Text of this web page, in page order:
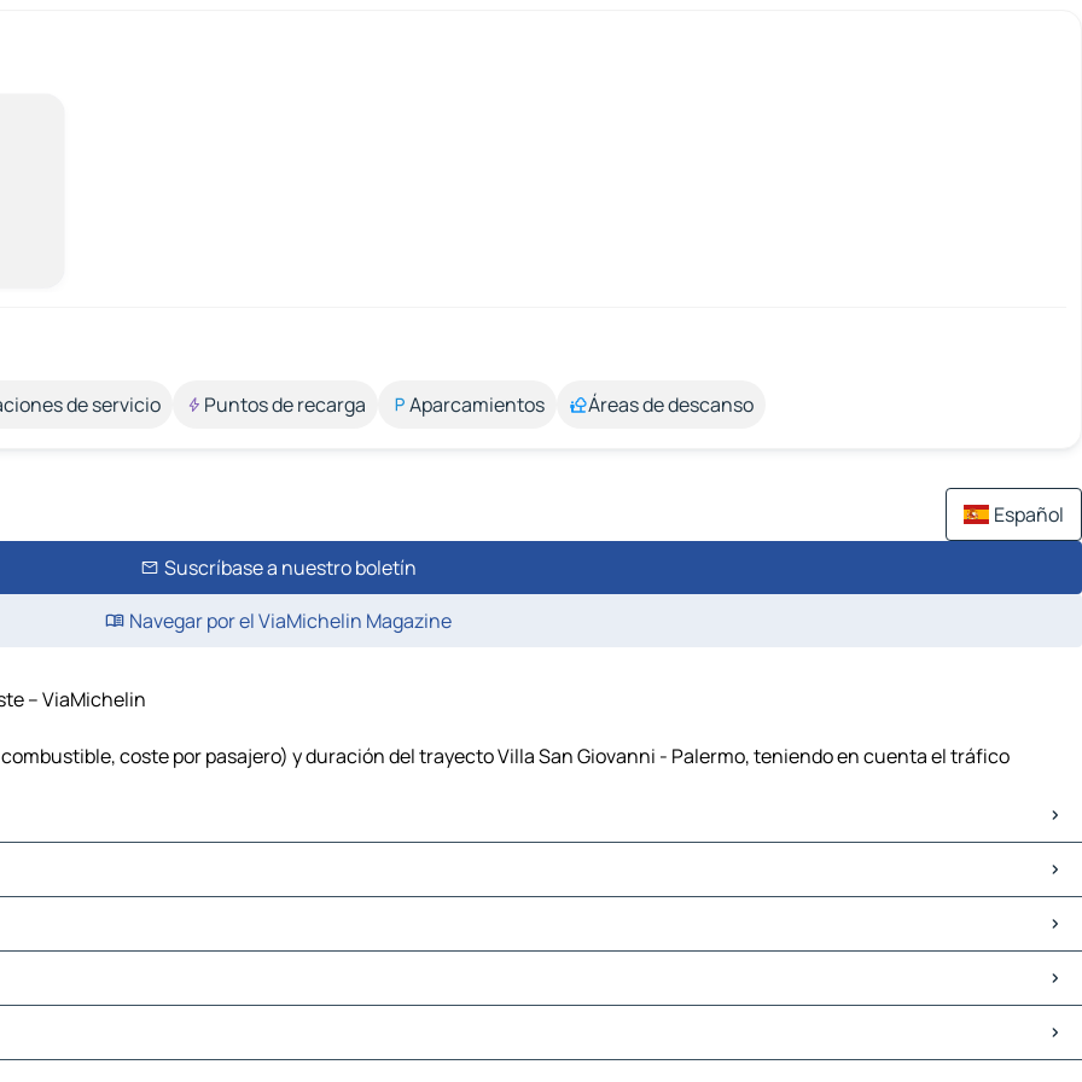
de servicio Puntos de recarga Aparcamientos Áreas de descanso
Español
Suscríbase a nuestro boletín
Navegar por el ViaMichelin Magazine
– ViaMichelin
coste por pasajero) y duración del trayecto Villa San Giovanni - Palermo, teniendo en cuenta el tráfico